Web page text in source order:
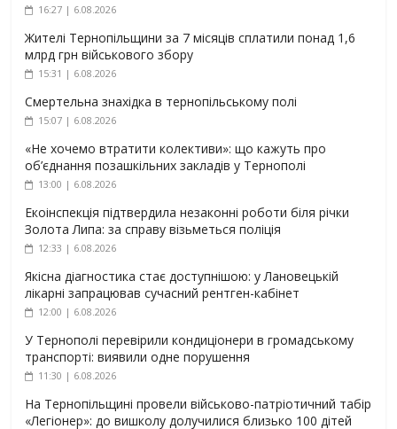
16:27 | 6.08.2026
Жителі Тернопільщини за 7 місяців сплатили понад 1,6
млрд грн військового збору
15:31 | 6.08.2026
Смертельна знахідка в тернопільському полі
15:07 | 6.08.2026
«Не хочемо втратити колективи»: що кажуть про
об’єднання позашкільних закладів у Тернополі
13:00 | 6.08.2026
Екоінспекція підтвердила незаконні роботи біля річки
Золота Липа: за справу візьметься поліція
12:33 | 6.08.2026
Якісна діагностика стає доступнішою: у Лановецькій
лікарні запрацював сучасний рентген-кабінет
12:00 | 6.08.2026
У Тернополі перевірили кондиціонери в громадському
транспорті: виявили одне порушення
11:30 | 6.08.2026
На Тернопільщині провели військово-патріотичний табір
«Легіонер»: до вишколу долучилися близько 100 дітей